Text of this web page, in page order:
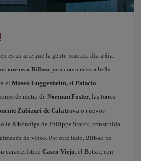
es un arte que la gente practica día a día.
vuelos a Bilbao para conocer esta bella
el Museo Guggenheim, el Palacio
de metro de Norman Foster, las torres
Zubizuri de Calatrava o nuevos
la Alhóndiga de Philippe Starck, construida
de vinos. Por otro lado, Bilbao no
característico Casco Viejo, el Botxo, con